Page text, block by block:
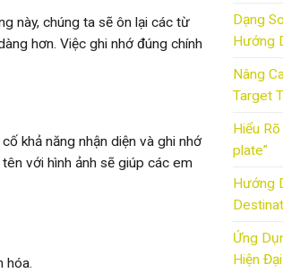
này, chúng ta sẽ ôn lại các từ
hơn. Việc ghi nhớ đúng chính
khả năng nhận diện và ghi nhớ
với hình ảnh sẽ giúp các em
hóa.
Dạng
Hướng
Nâng
Target
Hiểu
plate”
Hướng
Ứng
Hiện Đại